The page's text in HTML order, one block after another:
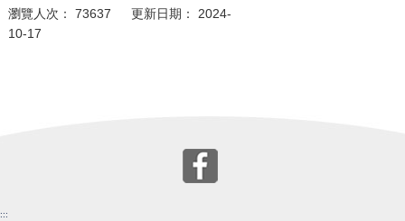
瀏覽人次： 73637 更新日期： 2024-
10-17
:::